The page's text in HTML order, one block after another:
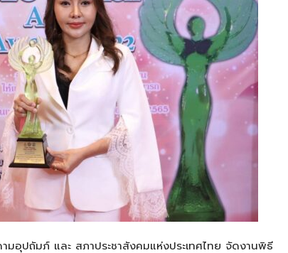
มอุปถัมภ์ และ สภาประชาสังคมแห่งประเทศไทย จัดงานพิธี